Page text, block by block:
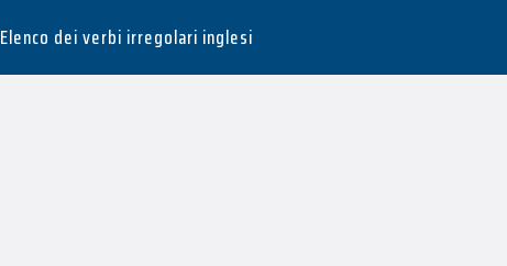
Elenco dei verbi irregolari inglesi